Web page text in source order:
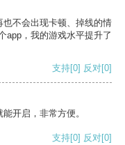
不会出现卡顿、掉线的情
app，我的游戏水平提升了
支持[0] 反对[0]
开启，非常方便。
支持[0] 反对[0]